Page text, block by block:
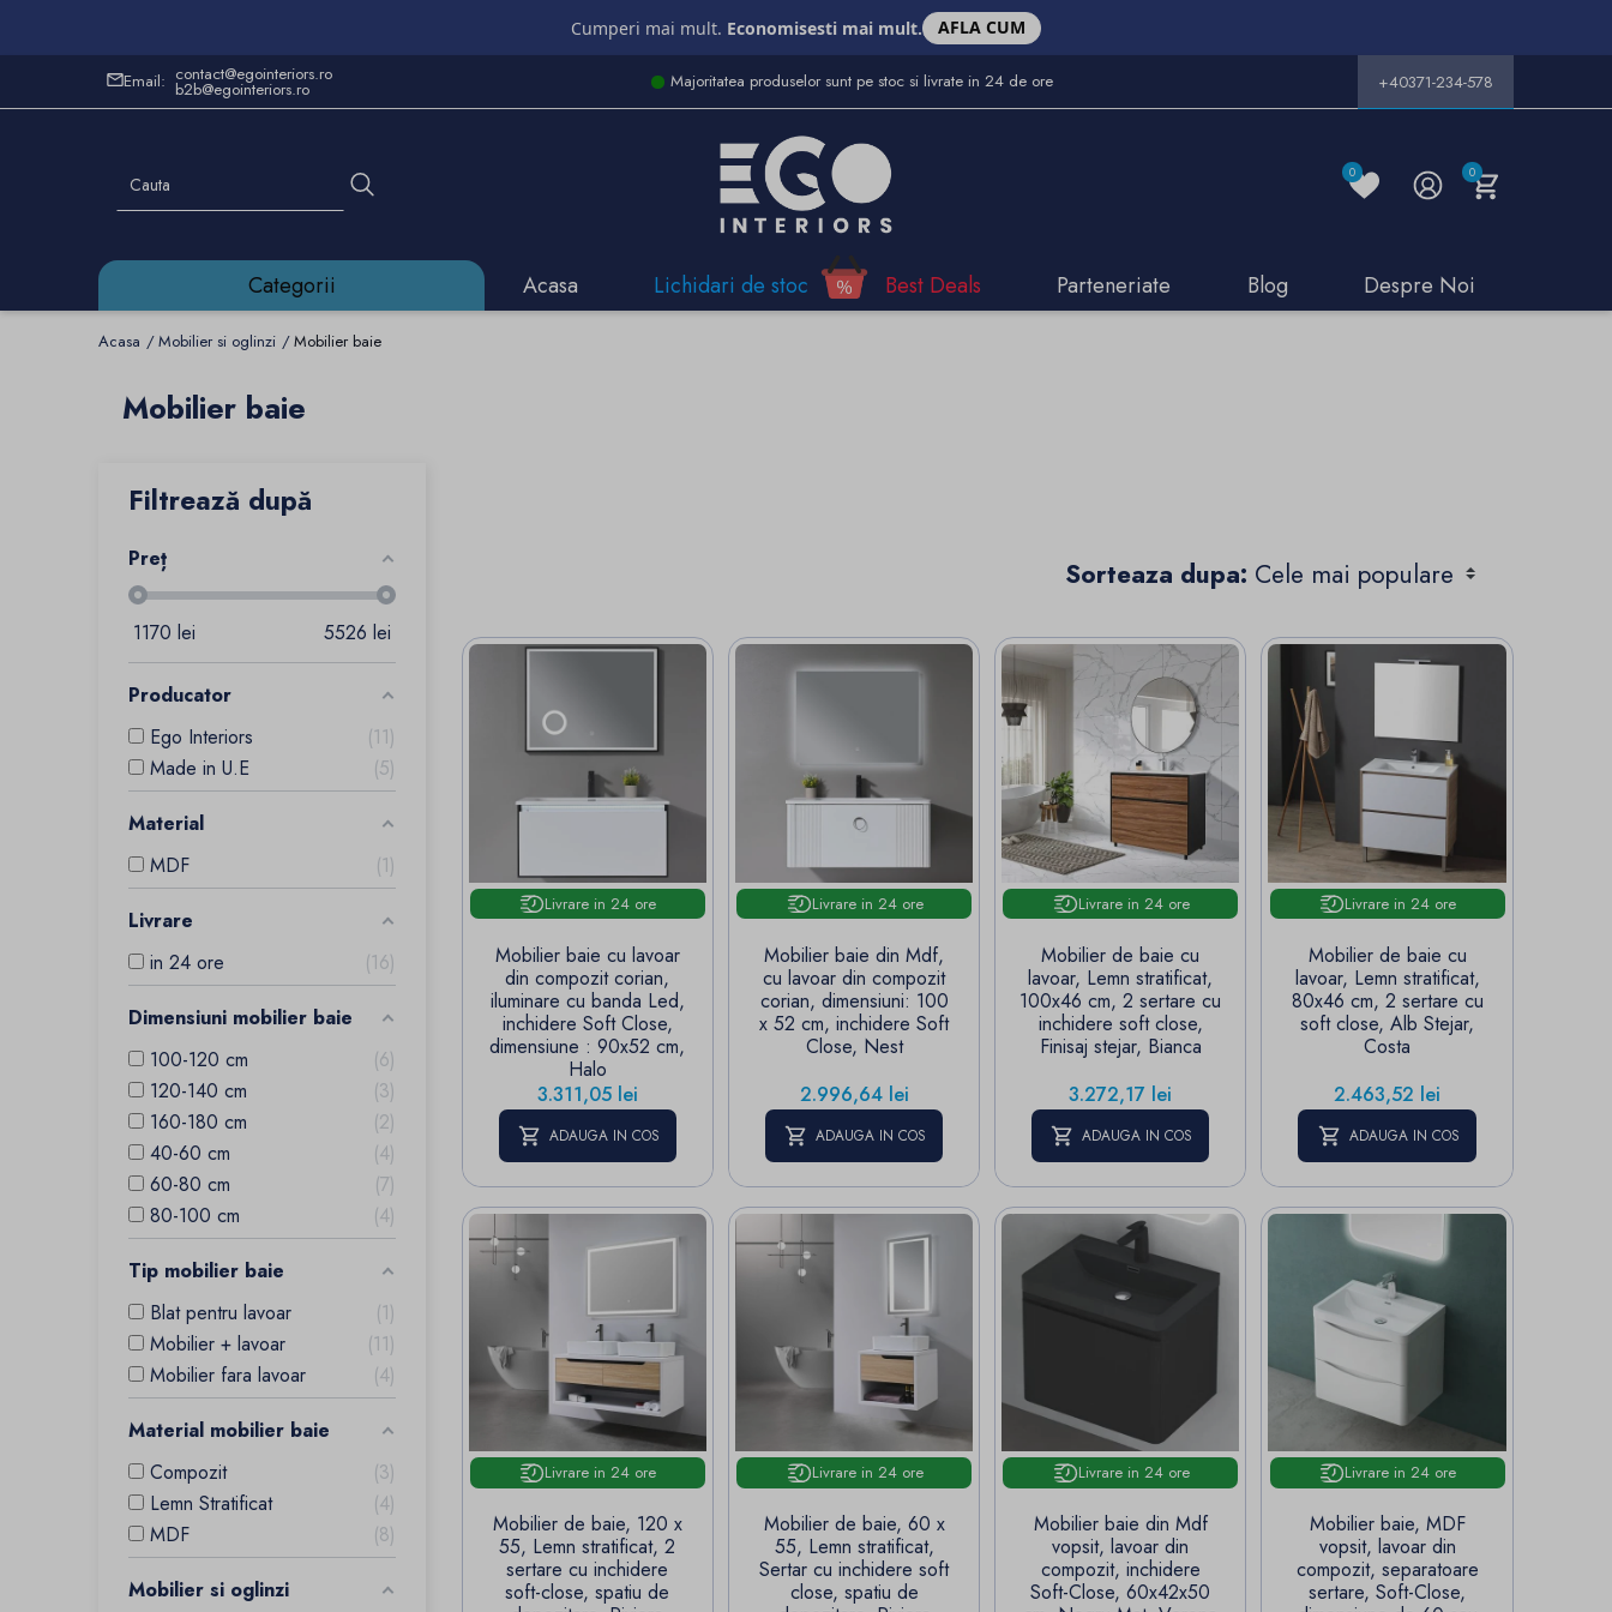
Cumperi mai mult. Economisesti mai mult. AFLA CUM
Email: contact@egointeriors.ro
b2b@egointeriors.ro Majoritatea produselor sunt pe stoc si livrate in 24 de ore +40371-234-578
0 0
Categorii Acasa Lichidari de stoc Best Deals Parteneriate Blog Despre Noi
Acasa Mobilier si oglinzi Mobilier baie
Mobilier baie
Filtrează după
Preț
1170 lei 5526 lei
Producator
Ego Interiors
11
Made in U.E
5
Material
MDF
1
Livrare
in 24 ore
16
Dimensiuni mobilier baie
100-120 cm
6
120-140 cm
3
160-180 cm
2
40-60 cm
4
60-80 cm
7
80-100 cm
4
Tip mobilier baie
Blat pentru lavoar
1
Mobilier + lavoar
11
Mobilier fara lavoar
4
Material mobilier baie
Compozit
3
Lemn Stratificat
4
MDF
8
Mobilier si oglinzi
Sorteaza dupa:
Livrare in 24 ore
Mobilier baie cu lavoar
din compozit corian,
iluminare cu banda Led,
inchidere Soft Close,
dimensiune : 90x52 cm,
Halo
Pret
3.311,05 lei
ADAUGA IN COS
Livrare in 24 ore
Mobilier baie din Mdf,
cu lavoar din compozit
corian, dimensiuni: 100
x 52 cm, inchidere Soft
Close, Nest
Pret
2.996,64 lei
ADAUGA IN COS
Livrare in 24 ore
Mobilier de baie cu
lavoar, Lemn stratificat,
100x46 cm, 2 sertare cu
inchidere soft close,
Finisaj stejar, Bianca
Pret
3.272,17 lei
ADAUGA IN COS
Livrare in 24 ore
Mobilier de baie cu
lavoar, Lemn stratificat,
80x46 cm, 2 sertare cu
soft close, Alb Stejar,
Costa
Pret
2.463,52 lei
ADAUGA IN COS
Livrare in 24 ore
Mobilier de baie, 120 x
55, Lemn stratificat, 2
sertare cu inchidere
soft-close, spatiu de
Livrare in 24 ore
Mobilier de baie, 60 x
55, Lemn stratificat,
Sertar cu inchidere soft
close, spatiu de
Livrare in 24 ore
Mobilier baie din Mdf
vopsit, lavoar din
compozit, inchidere
Soft-Close, 60x42x50
Livrare in 24 ore
Mobilier baie, MDF
vopsit, lavoar din
compozit, separatoare
sertare, Soft-Close,